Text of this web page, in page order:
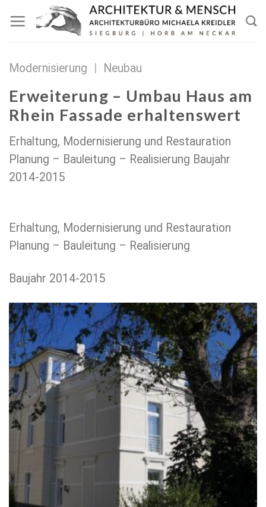
Inhalt
Modernisierung
Neubau
Erweiterung – Umbau Haus am
Rhein Fassade erhaltenswert
Erhaltung, Modernisierung und Restauration
Planung – Bauleitung – Realisierung Baujahr
2014-2015
Erhaltung, Modernisierung und Restauration
Planung – Bauleitung – Realisierung
Baujahr 2014-2015